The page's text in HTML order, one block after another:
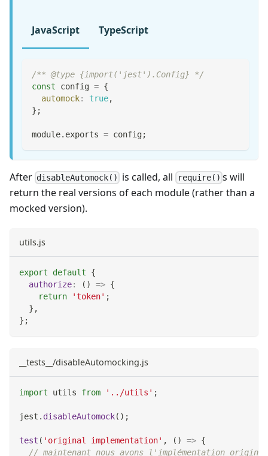
JavaScript TypeScript
/** @type {import('jest').Config} */
const config = {
automock: true,
} ;
module. exports = config;
After disableAutomock() is called, all require() s will
return the real versions of each module (rather than a
mocked version).
utils.js
export default
{
authorize: ( ) => {
return
'token' ;
} ,
} ;
__tests__/disableAutomocking.js
import utils from '../utils' ;
jest . disableAutomock( ) ;
test ( 'original implementation' , ( ) => {
// maintenant nous avons l'implémentation